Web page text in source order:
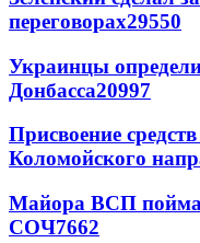
переговорах29550
Украинцы
Донбасса20997
Присвоение
Коломойского
Майора ВСП
СОЧ7662